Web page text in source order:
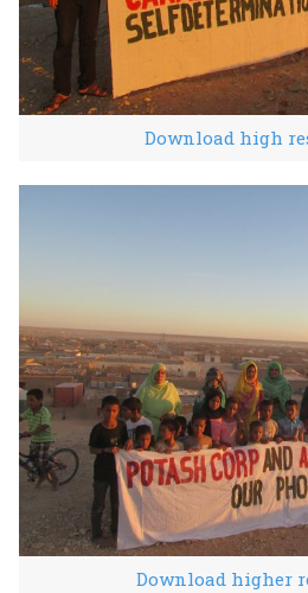
Download high
Download higher